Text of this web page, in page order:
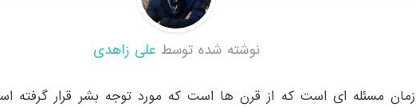
نوشته شده توسط علی زاهدی
زمان مسئله ای است که از قرن ها است که مورد توجه بشر قرار گرفته